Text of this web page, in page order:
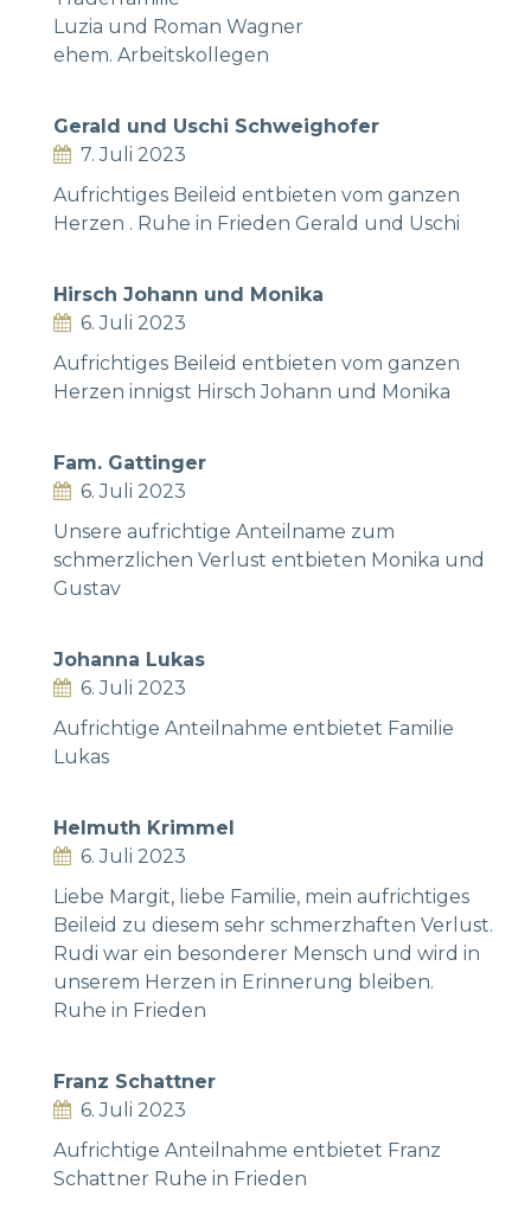
Luzia und Roman Wagner
ehem. Arbeitskollegen
Gerald und Uschi Schweighofer
7. Juli 2023
Aufrichtiges Beileid entbieten vom ganzen
Herzen . Ruhe in Frieden Gerald und Uschi
Hirsch Johann und Monika
6. Juli 2023
Aufrichtiges Beileid entbieten vom ganzen
Herzen innigst Hirsch Johann und Monika
Fam. Gattinger
6. Juli 2023
Unsere aufrichtige Anteilname zum
schmerzlichen Verlust entbieten Monika und
Gustav
Johanna Lukas
6. Juli 2023
Aufrichtige Anteilnahme entbietet Familie
Lukas
Helmuth Krimmel
6. Juli 2023
Liebe Margit, liebe Familie, mein aufrichtiges
Beileid zu diesem sehr schmerzhaften Verlust.
Rudi war ein besonderer Mensch und wird in
unserem Herzen in Erinnerung bleiben.
Ruhe in Frieden
Franz Schattner
6. Juli 2023
Aufrichtige Anteilnahme entbietet Franz
Schattner Ruhe in Frieden